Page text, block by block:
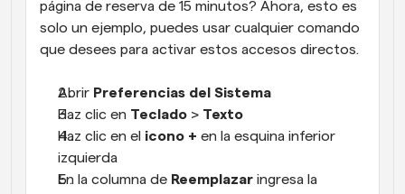
página de reserva de 15 minutos? Ahora, esto es
solo un ejemplo, puedes usar cualquier comando
que desees para activar estos accesos directos.
Abrir Preferencias del Sistema
Haz clic en Teclado > Texto
Haz clic en el icono + en la esquina inferior
izquierda
En la columna de Reemplazar ingresa la